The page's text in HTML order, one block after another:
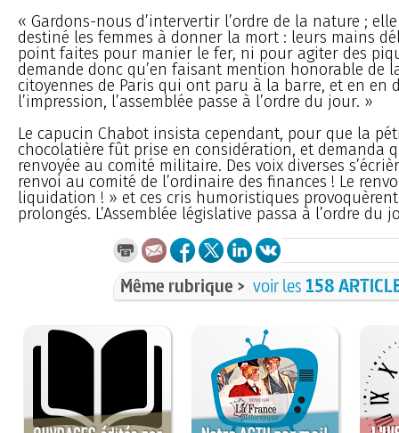
« Gardons-nous d’intervertir l’ordre de la nature ;
destiné les femmes à donner la mort : leurs mains
point faites pour manier le fer, ni pour agiter des
demande donc qu’en faisant mention honorable de
citoyennes de Paris qui ont paru à la barre, et en en
l’impression, l’assemblée passe à l’ordre du jour. »
Le capucin Chabot insista cependant, pour que la
chocolatière fût prise en considération, et demanda
renvoyée au comité militaire. Des voix diverses
renvoi au comité de l’ordinaire des finances ! Le
liquidation ! » et ces cris humoristiques
prolongés. L’Assemblée législative passa à l’ordre du
Même rubrique > voir les 158